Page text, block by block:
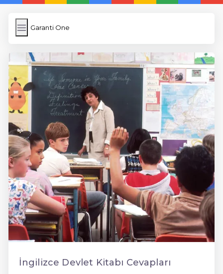
Garanti One
Garanti One
Resim Yükle
Wordpress Cache
Anasayfa
5 Günde İngilizce
İngilizce
Dil Eğitimi
En Hızlı İngilizce
En Kolay İngilizce
En Ucuz İngilizce
En Uygun İngilizce
İngilizce Devlet Kitabı Cevapları